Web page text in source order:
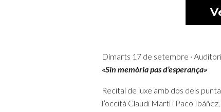
Dimarts 17 de setembre ·
«Sin memòria pas d’esperança»
Recital de luxe amb dos dels
l’occità Claudi Martí i Paco Ibáñez,